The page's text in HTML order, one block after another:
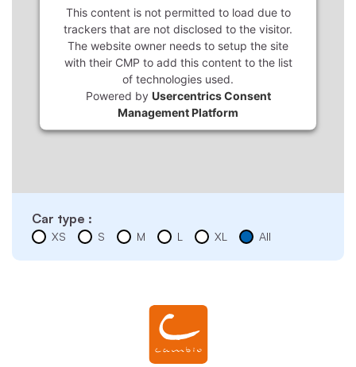
This content is not permitted to load due to
trackers that are not disclosed to the visitor.
The website owner needs to setup the site
with their CMP to add this content to the list
of technologies used.
Powered by Usercentrics Consent
Management Platform
Car type :
XS S M L XL All